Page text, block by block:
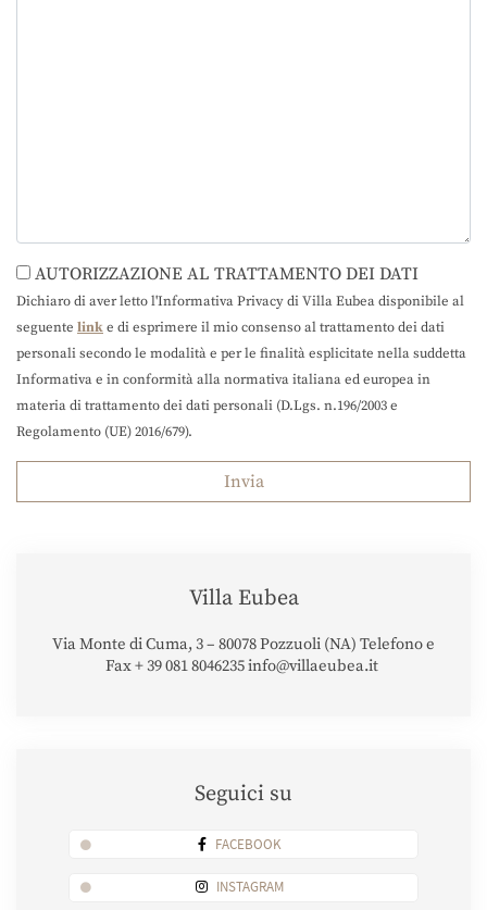
AUTORIZZAZIONE AL TRATTAMENTO DEI DATI
Dichiaro di aver letto l'Informativa Privacy di Villa Eubea disponibile al
seguente linke di esprimere il mio consenso al trattamento dei dati
personali secondo le modalità e per le finalità esplicitate nella suddetta
Informativa e in conformità alla normativa italiana ed europea in
materia di trattamento dei dati personali (D.Lgs. n.196/2003 e
Regolamento (UE) 2016/679).
Villa Eubea
Via Monte di Cuma, 3 – 80078 Pozzuoli (NA) Telefono e
Fax + 39 081 8046235 info@villaeubea.it
Seguici su
FACEBOOK
INSTAGRAM